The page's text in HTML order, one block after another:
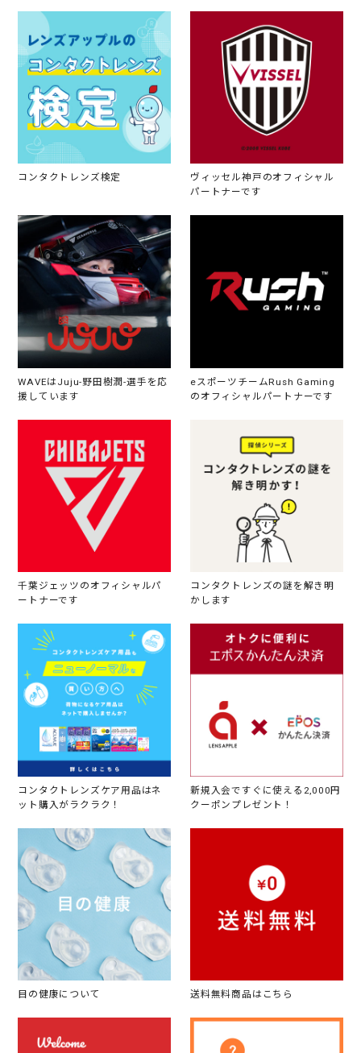
コンタクトレンズ検定
ヴィッセル神戸のオフィシャル
パートナーです
WAVEはJuju-野田樹潤-選手を応
援しています
eスポーツチームRush Gaming
のオフィシャルパートナーです
千葉ジェッツのオフィシャルパ
ートナーです
コンタクトレンズの謎を解き明
かします
コンタクトレンズケア用品はネ
ット購入がラクラク！
新規入会ですぐに使える2,000円
クーポンプレゼント！
目の健康について 送料無料商品はこちら